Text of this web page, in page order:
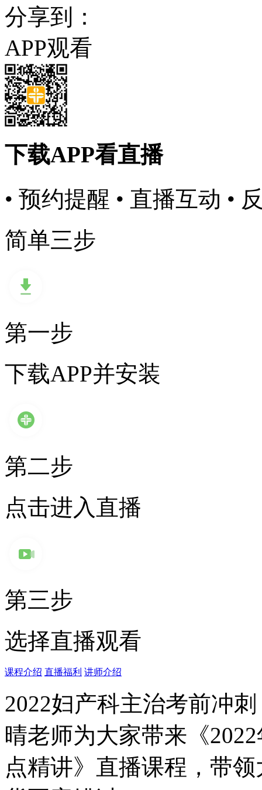
分享到：
APP观看
下载APP看直播
• 预约提醒 • 直播互动 •
简单三步
第一步
下载APP并安装
第二步
点击进入直播
第三步
选择直播观看
课程介绍 直播福利 讲师介绍
2022妇产科主治考前冲
晴老师为大家带来《
点精讲》直播课程，带